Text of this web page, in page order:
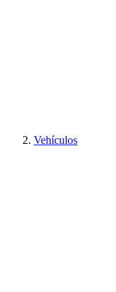
Vehículos